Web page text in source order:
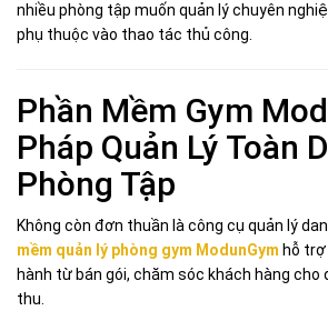
nhiều phòng tập muốn quản lý chuyên
phụ thuộc vào thao tác thủ công.
Phần Mềm Gym
Pháp Quản Lý Toàn
Phòng Tập
Không còn đơn thuần là công cụ quản lý
mềm quản lý phòng gym ModunGym hỗ
hành từ bán gói, chăm sóc khách hàng cho
thu.